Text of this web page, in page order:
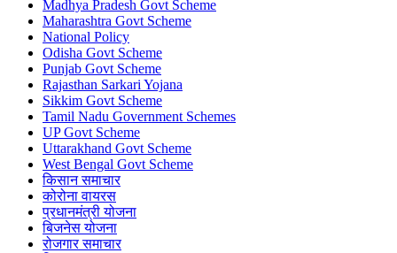
Madhya Pradesh Govt Scheme
Maharashtra Govt Scheme
National Policy
Odisha Govt Scheme
Punjab Govt Scheme
Rajasthan Sarkari Yojana
Sikkim Govt Scheme
Tamil Nadu Government Schemes
UP Govt Scheme
Uttarakhand Govt Scheme
West Bengal Govt Scheme
किसान समाचार
कोरोना वायरस
प्रधानमंत्री योजना
बिजनेस योजना
रोजगार समाचार